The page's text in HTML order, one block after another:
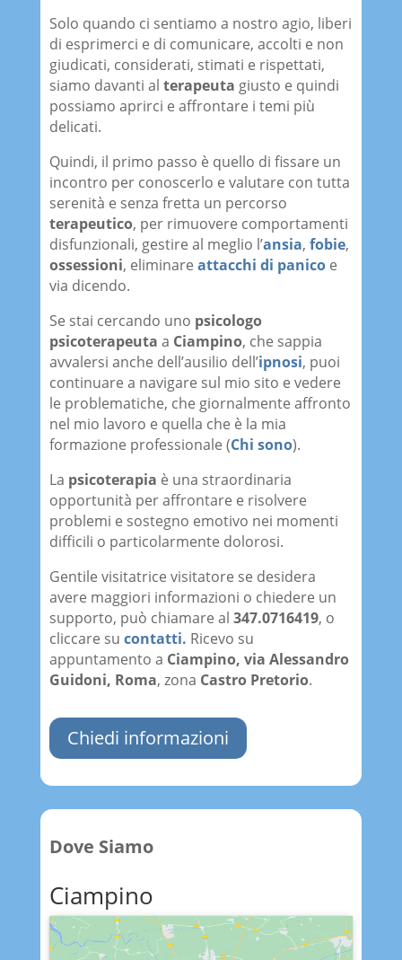
Solo quando ci sentiamo a nostro agio, liberi
di esprimerci e di comunicare, accolti e non
giudicati, considerati, stimati e rispettati,
siamo davanti al terapeuta giusto e quindi
possiamo aprirci e affrontare i temi più
delicati.
Quindi, il primo passo è quello di fissare un
incontro per conoscerlo e valutare con tutta
serenità e senza fretta un percorso
terapeutico, per rimuovere comportamenti
disfunzionali, gestire al meglio l’ansia, fobie,
ossessioni, eliminare attacchi di panicoe
via dicendo.
Se stai cercando uno psicologo
psicoterapeuta a Ciampino, che sappia
avvalersi anche dell’ausilio dell’ipnosi, puoi
continuare a navigare sul mio sito e vedere
le problematiche, che giornalmente affronto
nel mio lavoro e quella che è la mia
formazione professionale (Chi sono).
La psicoterapia è una straordinaria
opportunità per affrontare e risolvere
problemi e sostegno emotivo nei momenti
difficili o particolarmente dolorosi.
Gentile visitatrice visitatore se desidera
avere maggiori informazioni o chiedere un
supporto, può chiamare al 347.0716419, o
cliccare su contatti. Ricevo su
appuntamento a Ciampino, via Alessandro
Guidoni, Roma, zona Castro Pretorio.
Chiedi informazioni
Dove Siamo
Ciampino